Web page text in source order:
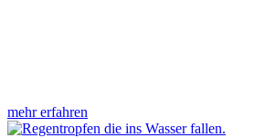
mehr erfahren